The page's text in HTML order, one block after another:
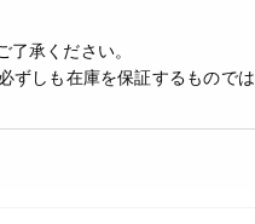
承ください。
ずしも在庫を保証するものでは